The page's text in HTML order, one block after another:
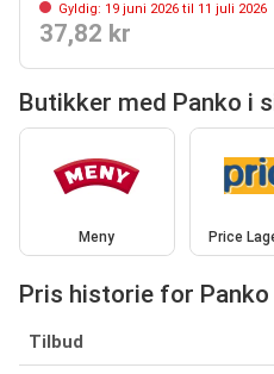
Gyldig: 19 juni 2026 til 11 juli 2026
37,82 kr
Butikker med Panko i
Meny Price
Pris historie for
Tilbud